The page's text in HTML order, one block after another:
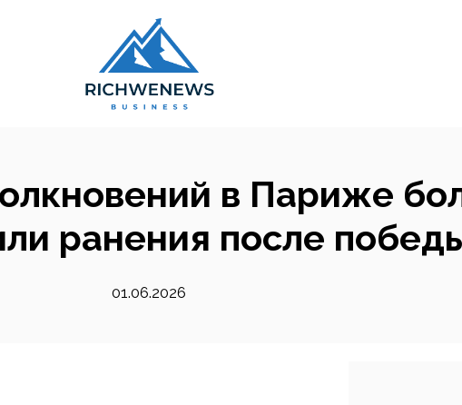
в Париже
ранения после
01.06.2026